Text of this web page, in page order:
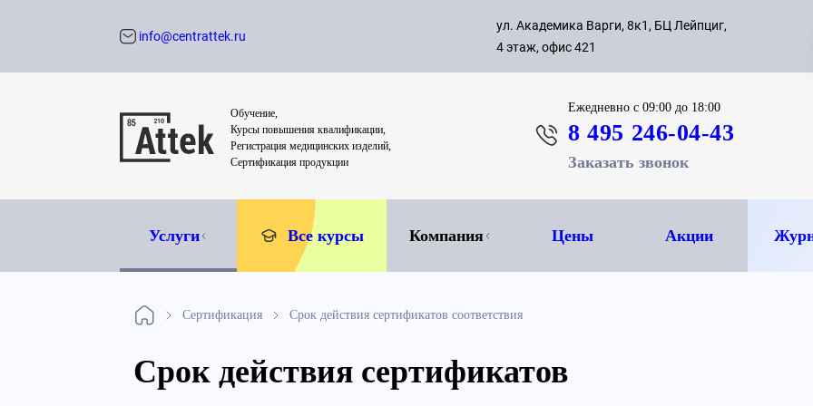
с 09:00
8 495
info@centrattek.ru
ул. Академика Варги, 8к1, БЦ Лейпциг,
4 этаж, офис 421
Обучение,
Курсы повышения квалификации,
Регистрация медицинских изделий,
Сертификация продукции
Ежедневнос 09:00 до 18:00
8 495 246-04-43
Заказать звонок
Услуги Все курсы Компания Цены Акции
Сертификация Срок действия сертификатов соответствия
Срок действия сертификатов